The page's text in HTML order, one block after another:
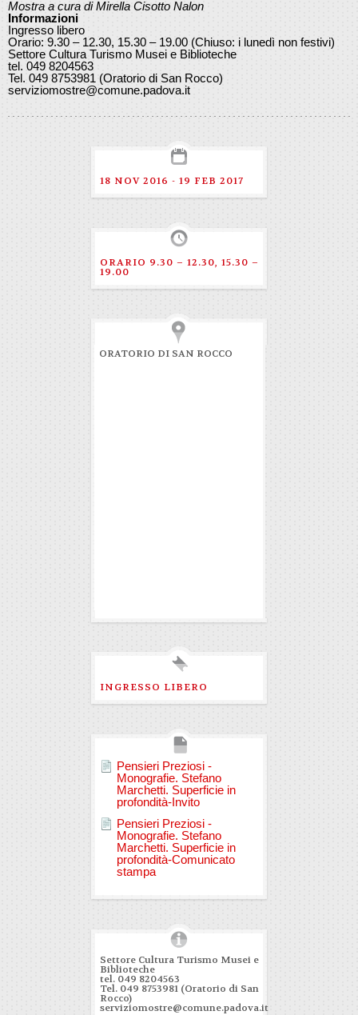
Mostra a cura di Mirella Cisotto Nalon
Informazioni
Ingresso libero
Orario: 9.30 – 12.30, 15.30 – 19.00 (Chiuso: i lunedì non festivi)
Settore Cultura Turismo Musei e Biblioteche
tel. 049 8204563
Tel. 049 8753981 (Oratorio di San Rocco)
serviziomostre@comune.padova.it
18 NOV 2016 - 19 FEB 2017
ORARIO 9.30 – 12.30, 15.30 –
19.00
ORATORIO DI SAN ROCCO
INGRESSO LIBERO
Pensieri Preziosi -
Monografie. Stefano
Marchetti. Superficie in
profondità-Invito
Pensieri Preziosi -
Monografie. Stefano
Marchetti. Superficie in
profondità-Comunicato
stampa
Settore Cultura Turismo Musei e
Biblioteche
tel. 049 8204563
Tel. 049 8753981 (Oratorio di San
Rocco)
serviziomostre@comune.padova.it